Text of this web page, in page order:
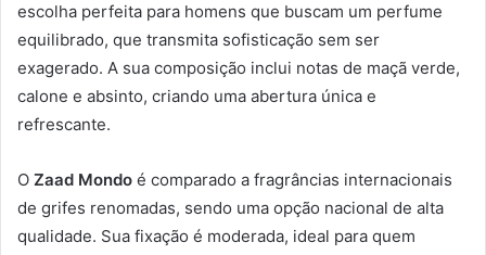
escolha perfeita para homens que buscam um perfume
equilibrado, que transmita sofisticação sem ser
exagerado. A sua composição inclui notas de maçã verde,
calone e absinto, criando uma abertura única e
refrescante.
O Zaad Mondo é comparado a fragrâncias internacionais
de grifes renomadas, sendo uma opção nacional de alta
qualidade. Sua fixação é moderada, ideal para quem